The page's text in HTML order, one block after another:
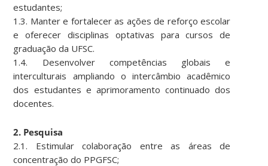
estudantes;
1.3. Manter e fortalecer as ações de reforço escolar
e oferecer disciplinas optativas para cursos de
graduação da UFSC.
1.4. Desenvolver competências globais e
interculturais ampliando o intercâmbio acadêmico
dos estudantes e aprimoramento continuado dos
docentes.
2. Pesquisa
2.1. Estimular colaboração entre as áreas de
concentração do PPGFSC;